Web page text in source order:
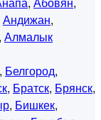
Андижан,
, Алмалык
, Белгород,
, Братск, Брянск,
, Бишкек,